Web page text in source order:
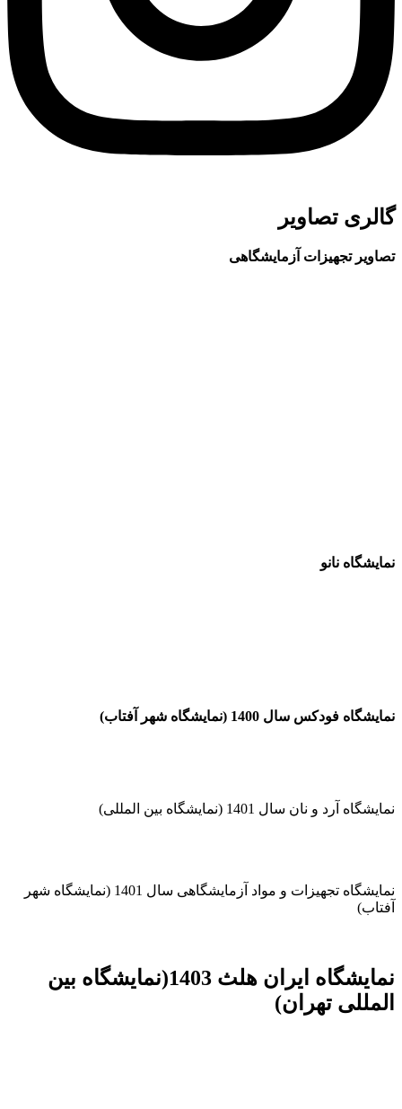
گالری تصاویر
تصاویر تجهیزات آزمایشگاهی
نمایشگاه نانو
نمایشگاه فودکس سال 1400 (نمایشگاه شهر آفتاب)
نمایشگاه آرد و نان سال 1401 (نمایشگاه بین المللی)
نمایشگاه تجهیزات و مواد آزمایشگاهی سال 1401 (نمایشگاه شهر
آفتاب)
نمایشگاه ایران هلث 1403(نمایشگاه بین
المللی تهران)